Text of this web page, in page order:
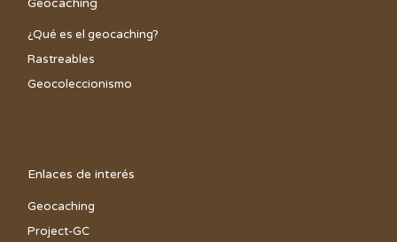
¿Qué es el geocaching?
Rastreables
Geocoleccionismo
Enlaces de interés
Geocaching
Project-GC